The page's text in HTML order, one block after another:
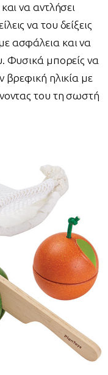
να αντλήσει
να του δείξεις
ασφάλεια και να
Φυσικά μπορείς να
βρεφική ηλικία με
του τη σωστή